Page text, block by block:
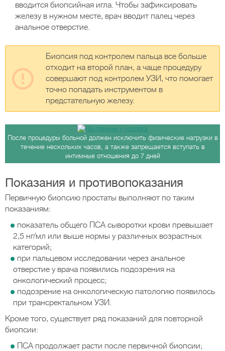
вводится биопсийная игла. Чтобы зафиксировать
железу в нужном месте, врач вводит палец через
анальное отверстие.
Биопсия под контролем пальца все больше
отходит на второй план, а чаще процедуру
совершают под контролем УЗИ, что помогает
точно попадать инструментом в
предстательную железу.
После процедуры больной должен исключить физические нагрузки в
течение нескольких часов, а также запрещается вступать в
интимные отношения до 7 дней
Показания и противопоказания
Первичную биопсию простаты выполняют по таким
показаниям:
показатель общего ПСА сыворотки крови превышает
2,5 нг/мл или выше нормы у различных возрастных
категорий;
при пальцевом исследовании через анальное
отверстие у врача появились подозрения на
онкологический процесс;
подозрение на онкологическую патологию появилось
при трансректальном УЗИ.
Кроме того, существует ряд показаний для повторной
биопсии:
ПСА продолжает расти после первичной биопсии;